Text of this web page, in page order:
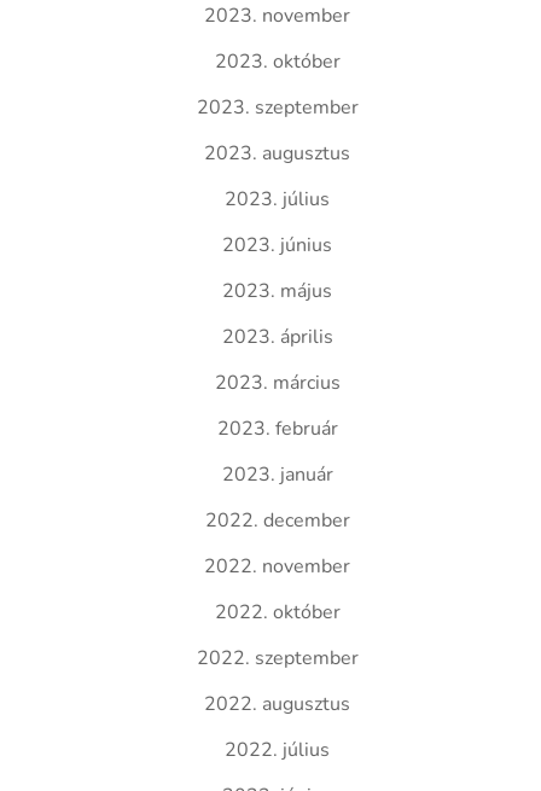
2023. november
2023. október
2023. szeptember
2023. augusztus
2023. július
2023. június
2023. május
2023. április
2023. március
2023. február
2023. január
2022. december
2022. november
2022. október
2022. szeptember
2022. augusztus
2022. július